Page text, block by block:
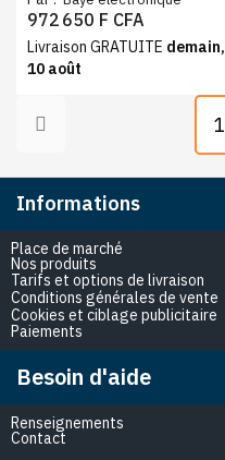
moderne lit, coiffeuse,
armoire 6 battants et
rangement
972 650 F CFA
Livraison GRATUITE demain,
10 août
1
Informations
Place de marché
Nos produits
Tarifs et options de livraison
Conditions générales de vente
Cookies et ciblage publicitaire
Paiements
Besoin d'aide
Renseignements
Contact